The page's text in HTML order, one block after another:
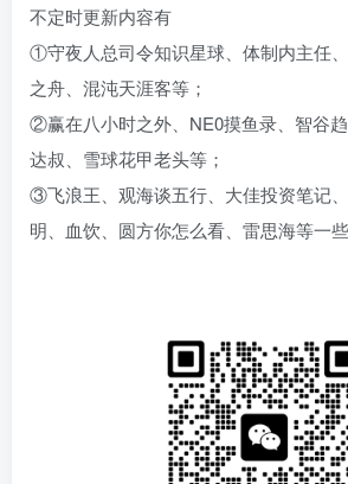
不定时更新内容有
①守夜人总司令知识星球、体制内主任
之舟、混沌天涯客等；
②赢在八小时之外、NE0摸鱼录、智谷趋
达叔、雪球花甲老头等；
③飞浪王、观海谈五行、大佳投资笔记
明、血饮、圆方你怎么看、雷思海等一些